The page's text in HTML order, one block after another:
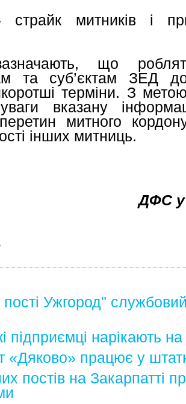
митників і
що
та суб’єктам ЗЕД
терміни. З
вказану
митного
інших митниць.
ДФС у
Ужгород"
підприємці нарікають
«Дяково» працює у
постів на Закарпатті